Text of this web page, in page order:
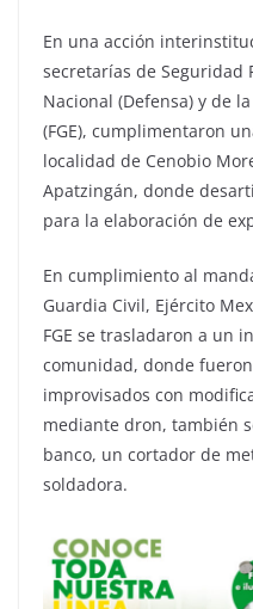
En una acción
secretarías de Seguridad
Nacional (Defensa) y de
(FGE), cumplimentaron
localidad de Cenobio
Apatzingán, donde
para la elaboración de
En cumplimiento al
Guardia Civil, Ejército
FGE se trasladaron a un
comunidad, donde
improvisados con
mediante dron, también
banco, un cortador de
soldadora.